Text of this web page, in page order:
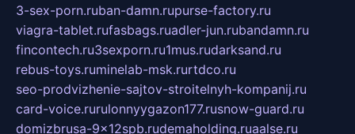
3-sex-porn.ruban-damn.rupurse-factory.ru
viagra-tablet.rufasbags.ruadler-jun.rubandamn.ru
fincontech.ru3sexporn.ru1mus.rudarksand.ru
rebus-toys.ruminelab-msk.rurtdco.ru
seo-prodvizhenie-sajtov-stroitelnyh-kompanij.ru
card-voice.rurulonnyygazon177.rusnow-guard.ru
domizbrusa-9x12spb.rudemaholding.ruaalse.ru